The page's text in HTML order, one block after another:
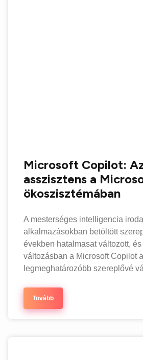
Microsoft Copilot:
asszisztens a
ökoszisztémában
A mesterséges intelligencia
alkalmazásokban betöltött
években hatalmasat változott,
változásban a Microsoft Copilot
legmeghatározóbb szereplővé
Tovább